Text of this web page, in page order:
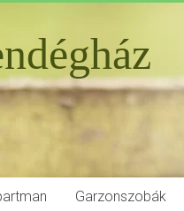
Garzonszobák